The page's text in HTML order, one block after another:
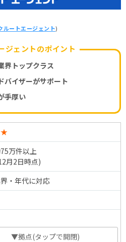
ルートエージェント)
ジェントのポイント
界トップクラス
バイザーがサポート
手厚い
万件以上
月2日時点)
・年代に対応
▼拠点(タップで開閉)